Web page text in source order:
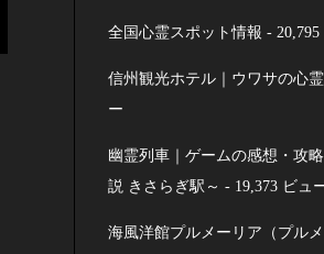
全国心霊スポット情報 -
信州観光ホテル｜ウワサの心
ー
幽霊列車｜ゲームの感想・攻
説 きさらぎ駅～ - 19,373 ビュ
海風洋館プルメーリア（プル